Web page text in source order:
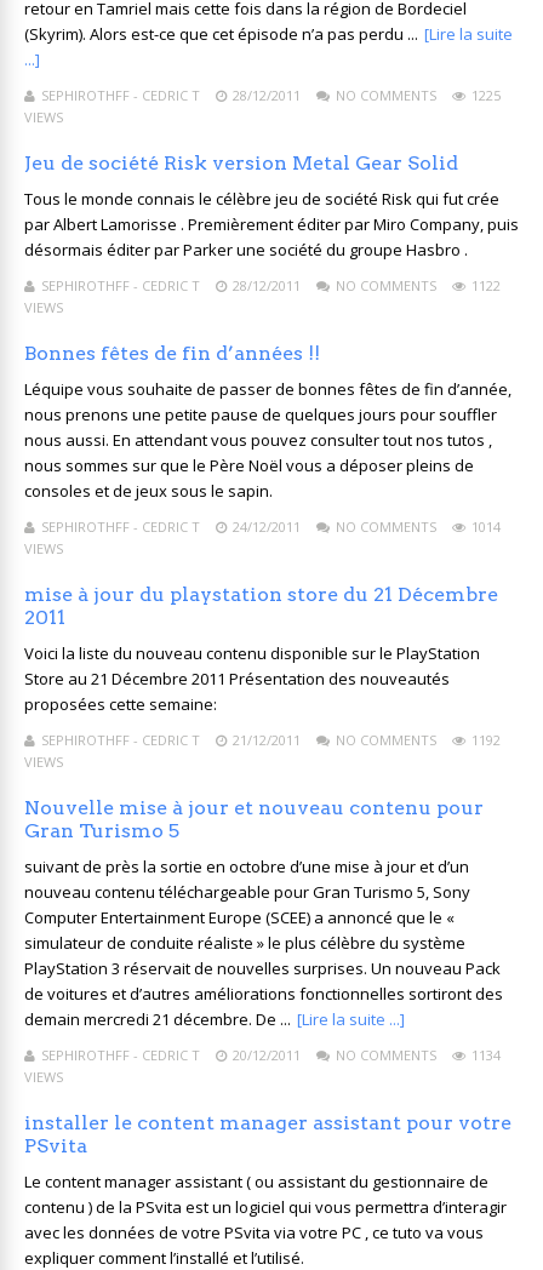
retour en Tamriel mais cette fois dans la région de Bordeciel
(Skyrim). Alors est-ce que cet épisode n’a pas perdu ... [Lire la suite
...]
SEPHIROTHFF - CEDRIC T 28/12/2011 NO COMMENTS
1225
VIEWS
Jeu de société Risk version Metal Gear Solid
Tous le monde connais le célèbre jeu de société Risk qui fut crée
par Albert Lamorisse . Premièrement éditer par Miro Company, puis
désormais éditer par Parker une société du groupe Hasbro .
SEPHIROTHFF - CEDRIC T 28/12/2011 NO COMMENTS
1122
VIEWS
Bonnes fêtes de fin d’années !!
Léquipe vous souhaite de passer de bonnes fêtes de fin d’année,
nous prenons une petite pause de quelques jours pour souffler
nous aussi. En attendant vous pouvez consulter tout nos tutos ,
nous sommes sur que le Père Noël vous a déposer pleins de
consoles et de jeux sous le sapin.
SEPHIROTHFF - CEDRIC T 24/12/2011 NO COMMENTS
1014
VIEWS
mise à jour du playstation store du 21 Décembre
2011
Voici la liste du nouveau contenu disponible sur le PlayStation
Store au 21 Décembre 2011 Présentation des nouveautés
proposées cette semaine:
SEPHIROTHFF - CEDRIC T 21/12/2011 NO COMMENTS
1192
VIEWS
Nouvelle mise à jour et nouveau contenu pour
Gran Turismo 5
suivant de près la sortie en octobre d’une mise à jour et d’un
nouveau contenu téléchargeable pour Gran Turismo 5, Sony
Computer Entertainment Europe (SCEE) a annoncé que le «
simulateur de conduite réaliste » le plus célèbre du système
PlayStation 3 réservait de nouvelles surprises. Un nouveau Pack
de voitures et d’autres améliorations fonctionnelles sortiront des
demain mercredi 21 décembre. De ... [Lire la suite ...]
SEPHIROTHFF - CEDRIC T 20/12/2011 NO COMMENTS
1134
VIEWS
installer le content manager assistant pour votre
PSvita
Le content manager assistant ( ou assistant du gestionnaire de
contenu ) de la PSvita est un logiciel qui vous permettra d’interagir
avec les données de votre PSvita via votre PC , ce tuto va vous
expliquer comment l’installé et l’utilisé.